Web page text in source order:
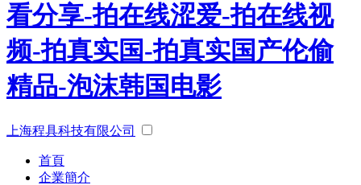
看分享-拍在线涩爱-拍在线视
频-拍真实国-拍真实国产伦偷
精品-泡沫韩国电影
上海程具科技有限公司
首頁
企業簡介